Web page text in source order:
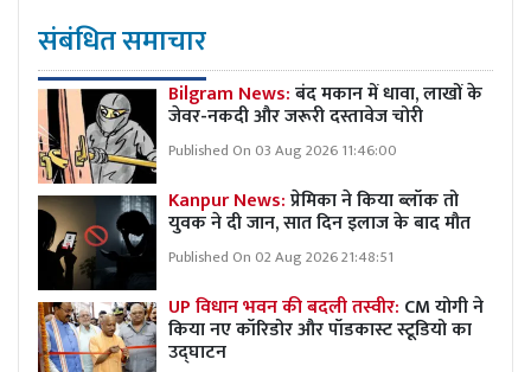
संबंधित समाचार
Bilgram News:बंद मकान में धावा, लाखों के
जेवर-नकदी और जरूरी दस्तावेज चोरी
Published On 03 Aug 2026 11:46:00
Kanpur News:प्रेमिका ने किया ब्लॉक तो
युवक ने दी जान, सात दिन इलाज के बाद मौत
Published On 02 Aug 2026 21:48:51
UP विधान भवन की बदली तस्वीर: CM योगी ने
किया नए कॉरिडोर और पॉडकास्ट स्टूडियो का
उद्घाटन